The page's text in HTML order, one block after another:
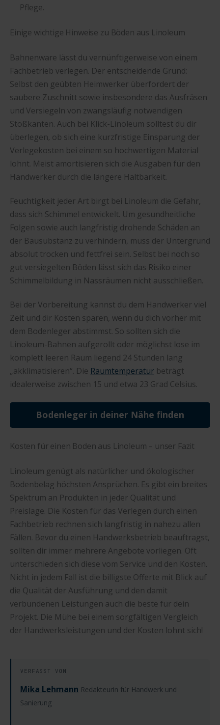
Pflege.
Einige wichtige Hinweise zu Böden aus Linoleum
Bahnenware lässt du vernünftigerweise von einem
Fachbetrieb verlegen. Der entscheidende Grund:
Selbst den geübten Heimwerker überfordert der
saubere Zuschnitt sowie insbesondere das Ausfräsen
und Versiegeln von zwangsläufig notwendigen
Stoßkanten. Auch bei Klick-Linoleum solltest du dir
überlegen, ob sich eine kurzfristige Einsparung der
Verlegekosten bei einem so hochwertigen Material
lohnt. Meist amortisieren sich die Ausgaben für den
Handwerker durch die längere Haltbarkeit.
Feuchtigkeit jeder Art birgt bei Linoleum die Gefahr,
dass sich Schimmel entwickelt. Um gesundheitliche
Folgen sowie auch langfristig drohende Schäden an
der Bausubstanz zu verhindern, muss der Untergrund
absolut trocken und fettfrei sein. Selbst bei noch so
gut versiegelten Böden lässt sich das Risiko einer
Schimmelbildung in Nassräumen nicht ausschließen.
Bei der Vorbereitung kannst du dem Handwerker viel
Zeit und dir Kosten sparen, wenn du dich vorher mit
dem Bodenleger abstimmst. So sollten sich die
Linoleum-Bahnen aufgerollt oder möglichst lose im
komplett leeren Raum liegend 24 Stunden lang
„akklimatisieren“. Die Raumtemperatur beträgt
idealerweise zwischen 15 und etwa 23 Grad Celsius.
Bodenleger in deiner Nähe finden
Kosten für einen Boden aus Linoleum – unser Fazit
Linoleum genügt als natürlicher und ökologischer
Bodenbelag höchsten Ansprüchen. Es gibt ein breites
Spektrum an Produkten in jeder Qualität und
Preislage. Die Kosten für das Verlegen durch einen
Fachbetrieb rechnen sich langfristig in nahezu allen
Fällen. Bevor du einen Handwerksbetrieb beauftragst,
sollten dir immer mehrere Angebote vorliegen. Oft
unterschieden sich diese vom Service und den Kosten.
Nicht in jedem Fall ist die billigste Offerte mit Blick auf
die Qualität der Ausführung und den damit
verbundenen Leistungen auch die beste für dein
Projekt. Die Mühe bei einem sorgfältigen Vergleich
der Handwerksleistungen und der Kosten lohnt sich!
VERFASST VON
Mika Lehmann Redakteurin für Handwerk und
Sanierung